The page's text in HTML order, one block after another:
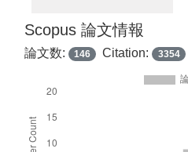
Scopus 論文情報
論文数: 146 Citation: 3354